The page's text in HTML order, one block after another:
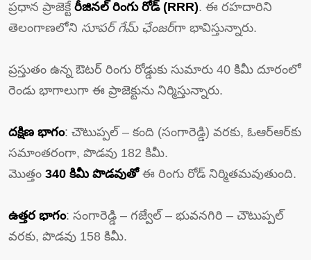
ప్రధాన ప్రాజెక్టే రీజినల్ రింగు రోడ్ (RRR). ఈ రహదారిని
తెలంగాణలోని సూపర్ గేమ్ ఛేంజర్గా భావిస్తున్నారు.
ప్రస్తుతం ఉన్న ఔటర్ రింగు రోడ్డుకు సుమారు 40 కిమీ దూరంలో
రెండు భాగాలుగా ఈ ప్రాజెక్టును నిర్మిస్తున్నారు.
దక్షిణ భాగం: చౌటుప్పల్ – కంది (సంగారెడ్డి) వరకు, ఓఆర్‌ఆర్‌కు
సమాంతరంగా, పొడవు 182 కిమీ.
మొత్తం 340 కిమీ పొడవుతోఈ రింగు రోడ్ నిర్మితమవుతుంది.
ఉత్తర భాగం: సంగారెడ్డి – గజ్వేల్ – భువనగిరి – చౌటుప్పల్
వరకు, పొడవు 158 కిమీ.